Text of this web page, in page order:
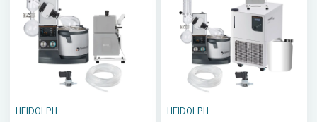
HEIDOLPH HEIDOLPH